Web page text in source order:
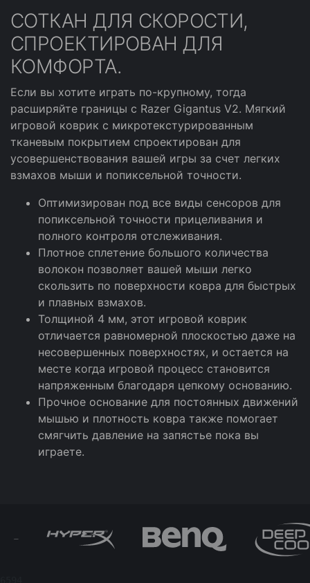
СОТКАН ДЛЯ СКОРОСТИ,
СПРОЕКТИРОВАН ДЛЯ
КОМФОРТА.
Если вы хотите играть по-крупному, тогда
расширяйте границы с Razer Gigantus V2. Мягкий
игровой коврик с микротекстурированным
тканевым покрытием спроектирован для
усовершенствования вашей игры за счет легких
взмахов мыши и попиксельной точности.
Оптимизирован под все виды сенсоров для
попиксельной точности прицеливания и
полного контроля отслеживания.
Плотное сплетение большого количества
волокон позволяет вашей мыши легко
скользить по поверхности ковра для быстрых
и плавных взмахов.
Толщиной 4 мм, этот игровой коврик
отличается равномерной плоскостью даже на
несовершенных поверхностях, и остается на
месте когда игровой процесс становится
напряженным благодаря цепкому основанию.
Прочное основание для постоянных движений
мышью и плотность ковра также помогает
смягчить давление на запястье пока вы
играете.